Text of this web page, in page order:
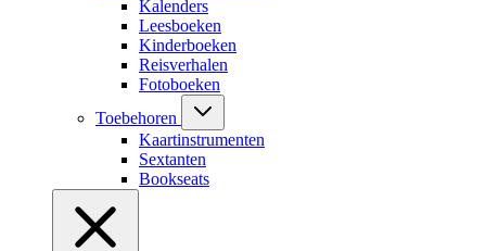
Kalenders
Leesboeken
Kinderboeken
Reisverhalen
Fotoboeken
Toebehoren
Kaartinstrumenten
Sextanten
Bookseats